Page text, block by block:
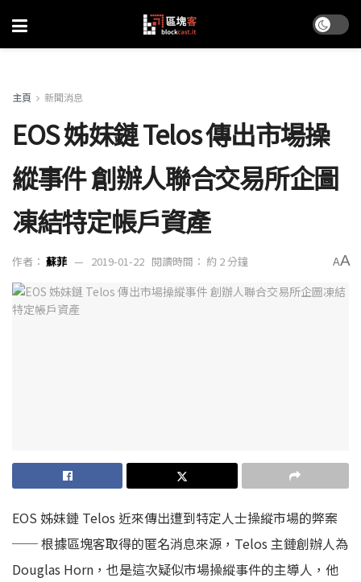
主頁 新聞消息
EOS 姊妹鏈 Telos 傳出市場操
縱事件 創辦人聯合交易所企圖
凍結特定帳戶資產
作者： 蘇菲 2019-01-22 閱讀時間： 約 2 分鐘 AA
EOS 姊妹鏈 Telos 近來傳出遭到特定人士操縱市場的弊案
── 根據區塊客取得的匿名消息來源，Telos 主鏈創辦人為
Douglas Horn，也是這次疑似市場操縱事件的主導人，他